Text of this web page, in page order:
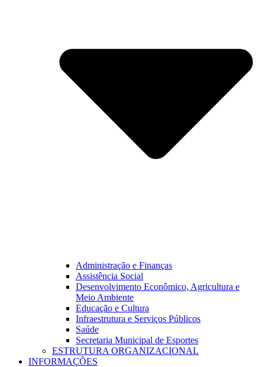
Administração e Finanças
Assistência Social
Desenvolvimento Econômico, Agricultura e
Meio Ambiente
Educação e Cultura
Infraestrutura e Serviços Públicos
Saúde
Secretaria Municipal de Esportes
ESTRUTURA ORGANIZACIONAL
INFORMAÇÕES